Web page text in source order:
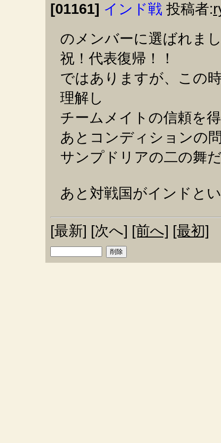
[01161] インド戦 投稿者:
のメンバーに選ばれま
祝！代表復帰！！
ではありますが、この
理解し
チームメイトの信頼を
あとコンディションの
サンプドリアの二の舞
あと対戦国がインドと
[最新] [次へ] [前へ] [最初]